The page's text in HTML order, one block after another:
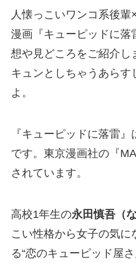
人懐っこいワンコ系後
漫画『キューピッドに落
想や見どころをご紹介し
キュンとしちゃうあらす
よ。
『キューピッドに落雷
です。東京漫画社の『
されています。
高校1年生の永田慎吾（
こい性格から女子の気に
る“恋のキューピッド屋